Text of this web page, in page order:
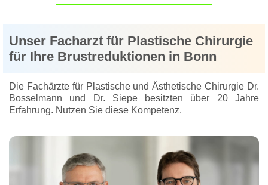
Unser Facharzt für Plastische Chirurgie
für Ihre Brustreduktionen in Bonn
Die Fachärzte für Plastische und Ästhetische Chirurgie Dr.
Bosselmann und Dr. Siepe besitzten über 20 Jahre
Erfahrung. Nutzen Sie diese Kompetenz.